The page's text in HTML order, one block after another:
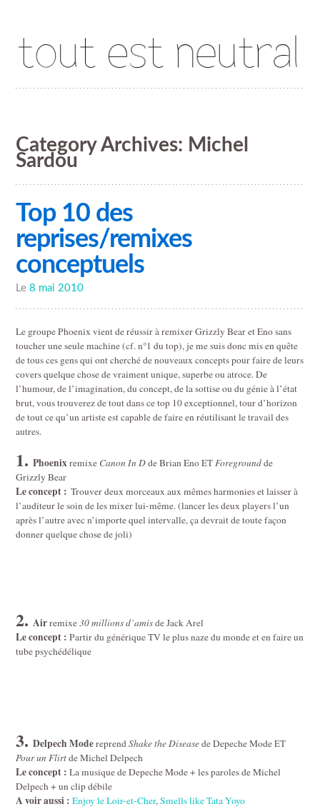
Category Archives: Michel
Sardou
Top 10 des
reprises/remixes
conceptuels
Le8 mai 2010
Le groupe Phoenix vient de réussir à remixer Grizzly Bear et Eno sans
toucher une seule machine (cf. n°1 du top), je me suis donc mis en quête
de tous ces gens qui ont cherché de nouveaux concepts pour faire de leurs
covers quelque chose de vraiment unique, superbe ou atroce. De
l’humour, de l’imagination, du concept, de la sottise ou du génie à l’état
brut, vous trouverez de tout dans ce top 10 exceptionnel, tour d’horizon
de tout ce qu’un artiste est capable de faire en réutilisant le travail des
autres.
1.Phoenixremixe Canon In Dde Brian EnoETForegroundde
Grizzly Bear
Le concept : Trouver deux morceaux aux mêmes harmonies et laisser à
l’auditeur le soin de les mixer lui-même. (lancer les deux players l’un
après l’autre avec n’importe quel intervalle, ça devrait de toute façon
donner quelque chose de joli)
2.Airremixe30 millions d’amisde Jack Arel
Le concept : Partir du générique TV le plus naze du monde et en faire un
tube psychédélique
3.Delpech ModereprendShake the Diseasede Depeche ModeET
Pour un Flirtde Michel Delpech
Le concept : La musique de Depeche Mode + les paroles de Michel
Delpech + un clip débile
A voir aussi : Enjoy le Loir-et-Cher,Smells like Tata Yoyo